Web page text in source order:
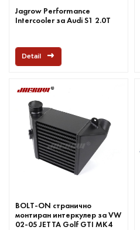
Jagrow Performance
Intercooler за Audi S1 2.0T
Detail
BOLT-ON странично
монтиран интеркулер за VW
02-05 JETTA Golf GTI MK4